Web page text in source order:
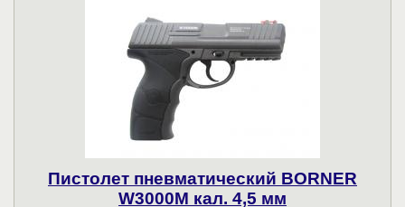
Пистолет пневматический BORNER
W3000M кал. 4,5 мм